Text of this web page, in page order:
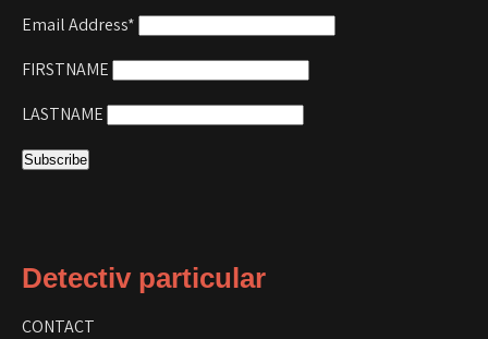
Email Address*
FIRSTNAME
LASTNAME
Detectiv particular
CONTACT